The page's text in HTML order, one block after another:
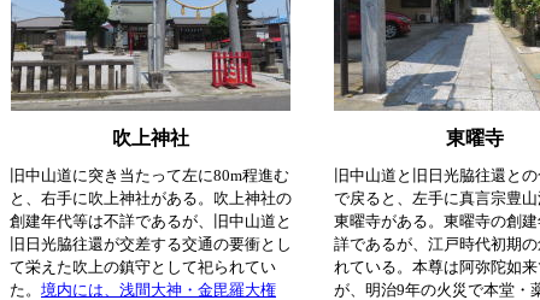
吹上神社 東曜寺
旧中山道に突き当たって左に80m程進む
と、右手に吹上神社がある。吹上神社の
創建年代等は不詳であるが、旧中山道と
旧日光脇往還が交差する交通の要衝とし
て栄えた吹上の鎮守として祀られてい
た。 境内には、浅間大神・金毘羅大権
旧中山道と旧日光脇往還と
で戻ると、左手に真言宗豊
東曜寺がある。東曜寺の創
詳であるが、江戸時代初期
れている。本尊は阿弥陀如
が、明治9年の火災で本堂・